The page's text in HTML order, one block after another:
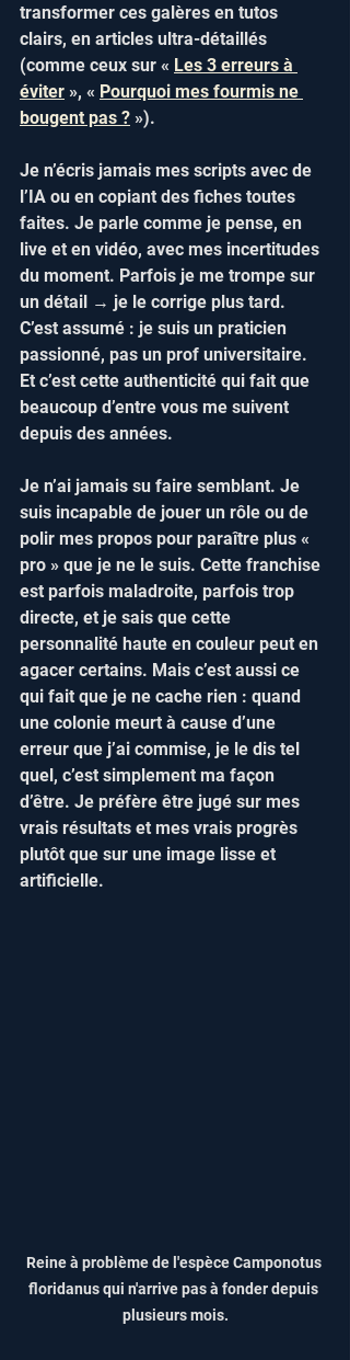
transformer ces galères en tutos
clairs, en articles ultra-détaillés
(comme ceux sur « Les 3 erreurs à
éviter », « Pourquoi mes fourmis ne
bougent pas ? »).
Je n’écris jamais mes scripts avec de
l’IA ou en copiant des fiches toutes
faites. Je parle comme je pense, en
live et en vidéo, avec mes incertitudes
du moment. Parfois je me trompe sur
un détail → je le corrige plus tard.
C’est assumé : je suis un praticien
passionné, pas un prof universitaire.
Et c’est cette authenticité qui fait que
beaucoup d’entre vous me suivent
depuis des années.
Je n’ai jamais su faire semblant. Je
suis incapable de jouer un rôle ou de
polir mes propos pour paraître plus «
pro » que je ne le suis. Cette franchise
est parfois maladroite, parfois trop
directe, et je sais que cette
personnalité haute en couleur peut en
agacer certains. Mais c’est aussi ce
qui fait que je ne cache rien : quand
une colonie meurt à cause d’une
erreur que j’ai commise, je le dis tel
quel, c’est simplement ma façon
d’être. Je préfère être jugé sur mes
vrais résultats et mes vrais progrès
plutôt que sur une image lisse et
artificielle.
Reine à problème de l'espèce Camponotus
floridanus qui n'arrive pas à fonder depuis
plusieurs mois.